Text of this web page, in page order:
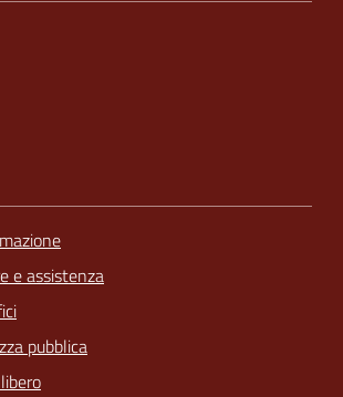
e assistenza
pubblica